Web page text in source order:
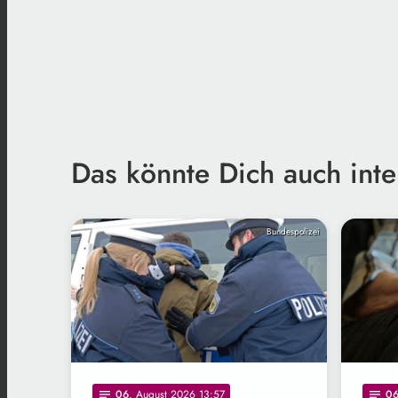
Das könnte Dich auch
Bundespolizei
notes 06. August 2026 13:57 notes 06